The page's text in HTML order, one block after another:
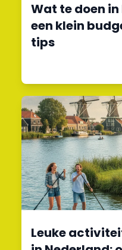
Wat te doen
een klein
tips
Leuke